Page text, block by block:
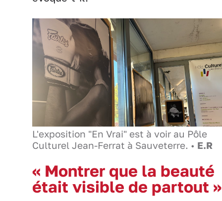
L'exposition "En Vrai" est à voir au Pôle
Culturel Jean-Ferrat à Sauveterre. • E.R
« Montrer que la beauté
était visible de partout »